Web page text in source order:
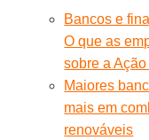
Bancos e
O que as
sobre a
Maiores
mais em
renováveis